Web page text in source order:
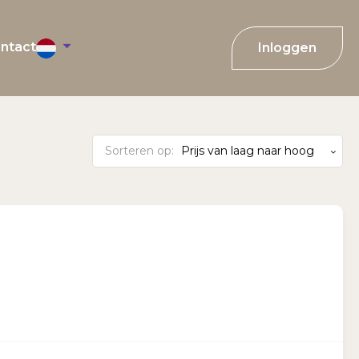
Inloggen
Sorteren op: Prijs van laag naar hoog